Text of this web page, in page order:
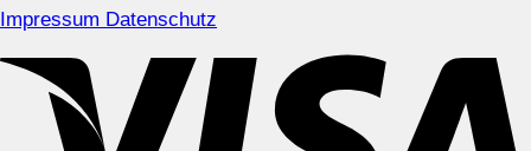
Impressum Datenschutz